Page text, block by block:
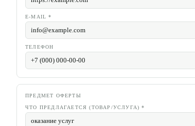
E-MAIL *
ТЕЛЕФОН
ПРЕДМЕТ ОФЕРТЫ
ЧТО ПРЕДЛАГАЕТСЯ (ТОВАР/УСЛУГА) *